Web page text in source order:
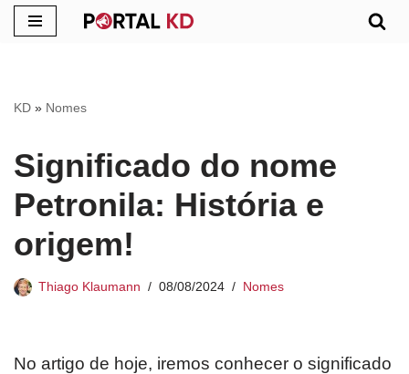
conteúdo
KD » Nomes
Significado do nome
Petronila: História e
origem!
Thiago Klaumann 08/08/2024 Nomes
No artigo de hoje, iremos conhecer o significado